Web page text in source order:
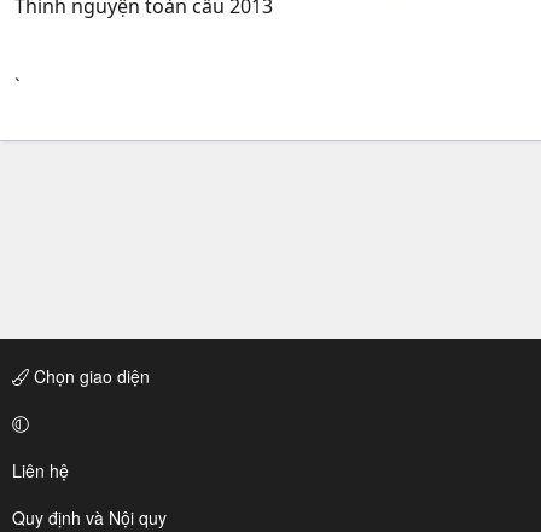
Thỉnh nguyện toàn cầu 2013
`
Chọn giao diện
Liên hệ
Quy định và Nội quy